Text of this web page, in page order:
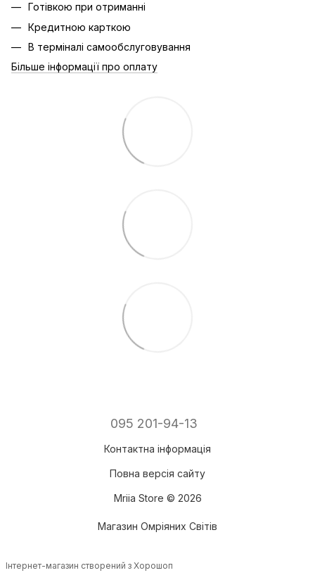
Готівкою при отриманні
Кредитною карткою
В терміналі самообслуговування
Більше інформації про оплату
095 201-94-13
Контактна інформація
Повна версія сайту
Mriia Store © 2026
Магазин Омріяних Світів
Інтернет-магазин створений з Хорошоп